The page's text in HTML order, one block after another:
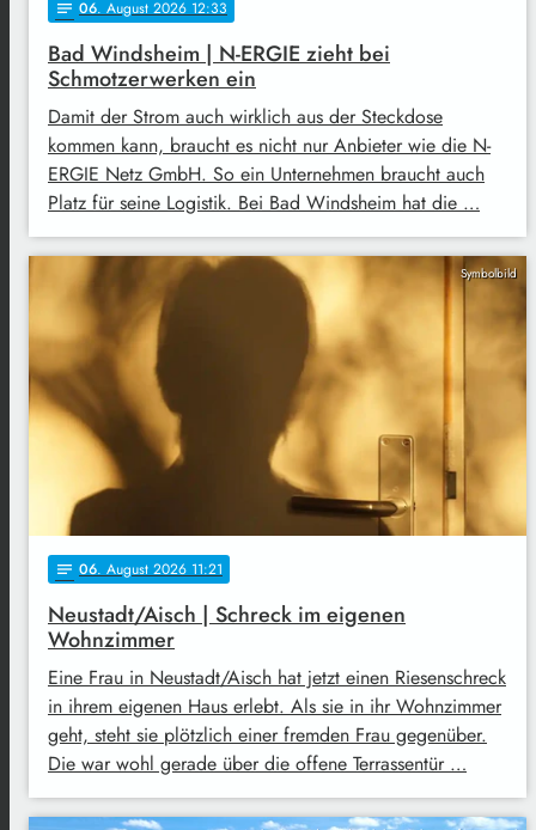
notes 06. August 2026 12:33
Bad Windsheim | N-ERGIE zieht bei
Schmotzerwerken ein
Damit der Strom auch wirklich aus der Steckdose
kommen kann, braucht es nicht nur Anbieter wie die N-
ERGIE Netz GmbH. So ein Unternehmen braucht auch
Platz für seine Logistik. Bei Bad Windsheim hat die …
Symbolbild
notes 06. August 2026 11:21
Neustadt/Aisch | Schreck im eigenen
Wohnzimmer
Eine Frau in Neustadt/Aisch hat jetzt einen Riesenschreck
in ihrem eigenen Haus erlebt. Als sie in ihr Wohnzimmer
geht, steht sie plötzlich einer fremden Frau gegenüber.
Die war wohl gerade über die offene Terrassentür …